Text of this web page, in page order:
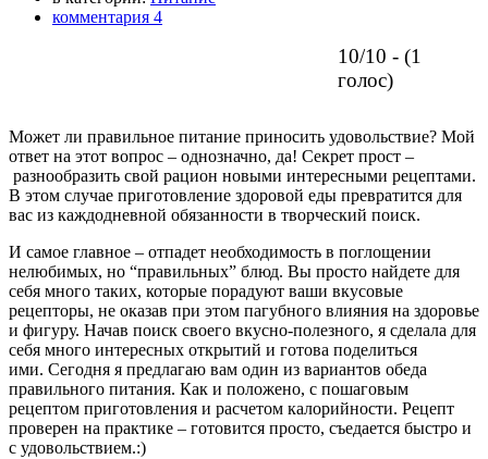
комментария 4
10/10 - (1
голос)
Может ли правильное питание приносить удовольствие? Мой
ответ на этот вопрос – однозначно, да! Секрет прост –
разнообразить свой рацион новыми интересными рецептами.
В этом случае приготовление здоровой еды превратится для
вас из каждодневной обязанности в творческий поиск.
И самое главное – отпадет необходимость в поглощении
нелюбимых, но “правильных” блюд. Вы просто найдете для
себя много таких, которые порадуют ваши вкусовые
рецепторы, не оказав при этом пагубного влияния на здоровье
и фигуру. Начав поиск своего вкусно-полезного, я сделала для
себя много интересных открытий и готова поделиться
ими. Сегодня я предлагаю вам один из вариантов обеда
правильного питания. Как и положено, с пошаговым
рецептом приготовления и расчетом калорийности. Рецепт
проверен на практике – готовится просто, съедается быстро и
с удовольствием.:)